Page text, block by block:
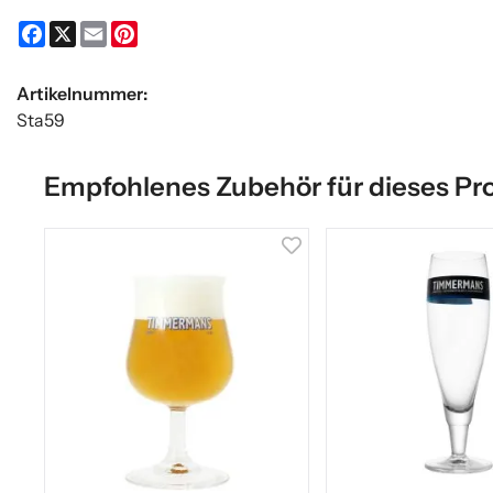
Facebook
X Email
Artikelnummer:
Sta59
Empfohlenes Zubehör für dieses